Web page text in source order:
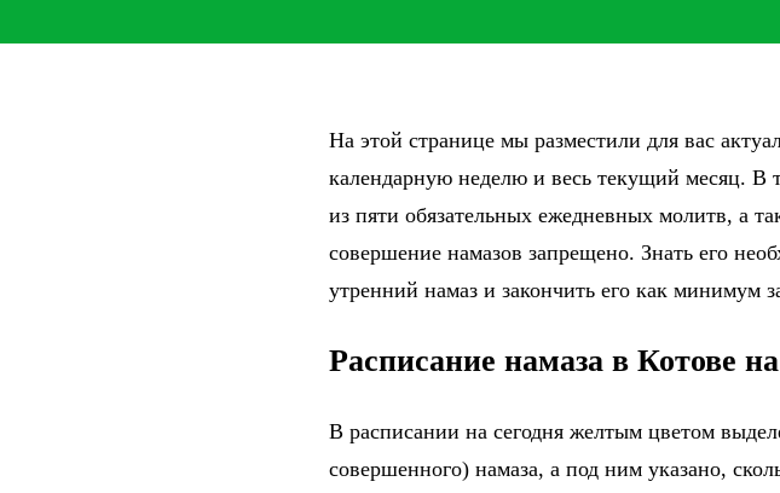
На этой странице мы разместили для вас
календарную неделю и весь текущий месяц. В
из пяти обязательных ежедневных молитв, а
совершение намазов запрещено. Знать его
утренний намаз и закончить его как минимум
Расписание намаза в Котове
В расписании на сегодня желтым цветом
совершенного) намаза, а под ним указано,